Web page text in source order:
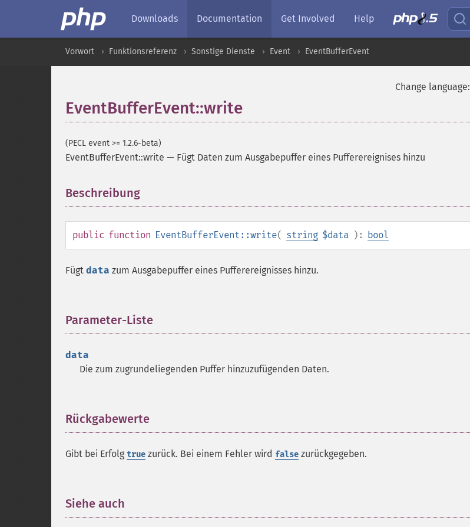
Downloads Documentation Get Involved Help
Vorwort Funktionsreferenz Sonstige Dienste Event EventBufferEvent
Change language:
EventBufferEvent::write
(PECL event >= 1.2.6-beta)
EventBufferEvent::write — Fügt Daten zum Ausgabepuffer eines Pufferereignises hinzu
Beschreibung
public function EventBufferEvent::write( string $data ): bool
Fügt data zum Ausgabepuffer eines Pufferereignisses hinzu.
Parameter-Liste
data
Die zum zugrundeliegenden Puffer hinzuzufügenden Daten.
Rückgabewerte
Gibt bei Erfolg true zurück. Bei einem Fehler wird false zurückgegeben.
Siehe auch